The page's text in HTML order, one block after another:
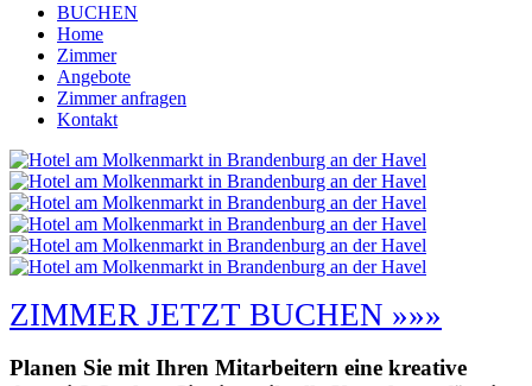
BUCHEN
Home
Zimmer
Angebote
Zimmer anfragen
Kontakt
ZIMMER JETZT BUCHEN »»»
Planen Sie mit Ihren Mitarbeitern eine kreative